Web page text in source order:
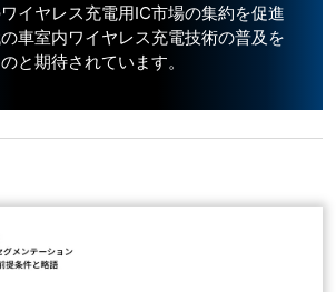
イヤレス充電用IC市場の集約を促進
車室内ワイヤレス充電技術の普及を
と期待されています。